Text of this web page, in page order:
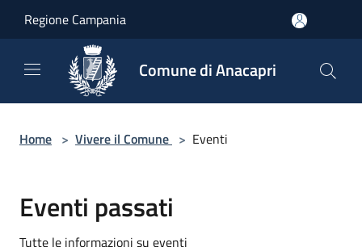
Regione Campania
Comune di Anacapri
Home > Vivere il Comune > Eventi
Eventi passati
Tutte le informazioni su eventi